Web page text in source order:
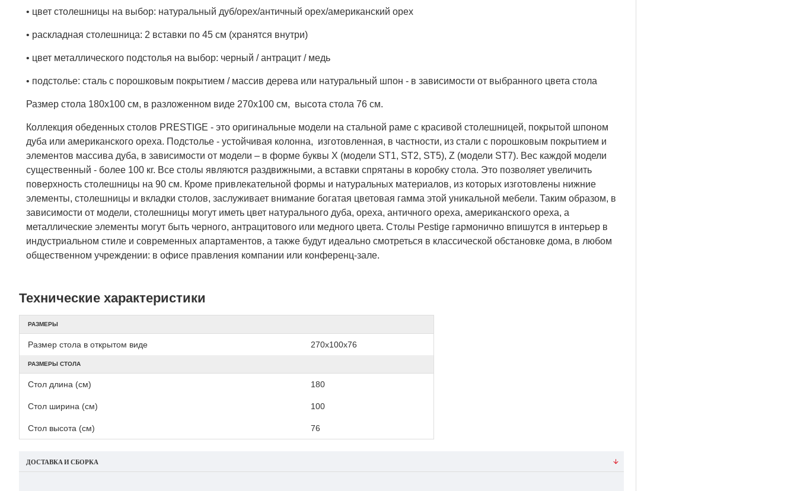
• цвет столешницы на выбор: натуральный дуб/орех/античный орех/американский орех
• раскладная столешница: 2 вставки по 45 см (хранятся внутри)
• цвет металлического подстолья на выбор: черный / антрацит / медь
• подстолье: сталь с порошковым покрытием / массив дерева или натуральный шпон - в зависимости от выбранного цвета стола
Размер стола 180х100 см, в разложенном виде 270х100 см, высота стола 76 см.
Коллекция обеденных столов PRESTIGE - это оригинальные модели на стальной раме с красивой столешницей, покрытой шпоном
дуба или американского ореха. Подстолье - устойчивая колонна, изготовленная, в частности, из стали с порошковым покрытием и
элементов массива дуба, в зависимости от модели – в форме буквы X (модели ST1, ST2, ST5), Z (модели ST7). Вес каждой модели
существенный - более 100 кг. Все столы являются раздвижными, а вставки спрятаны в коробку стола. Это позволяет увеличить
поверхность столешницы на 90 см. Кроме привлекательной формы и натуральных материалов, из которых изготовлены нижние
элементы, столешницы и вкладки столов, заслуживает внимание богатая цветовая гамма этой уникальной мебели. Таким образом, в
зависимости от модели, столешницы могут иметь цвет натурального дуба, ореха, античного ореха, американского ореха, а
металлические элементы могут быть черного, антрацитового или медного цвета. Столы Pestige гармонично впишутся в интерьер в
индустриальном стиле и современных апартаментов, а также будут идеально смотреться в классической обстановке дома, в любом
общественном учреждении: в офисе правления компании или конференц-зале.
Технические характеристики
РАЗМЕРЫ
Размер стола в открытом виде 270x100x76
РАЗМЕРЫ СТОЛА
Стол длина (см) 180
Стол ширина (см) 100
Стол высота (см) 76
ДОСТАВКА И СБОРКА